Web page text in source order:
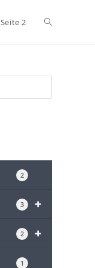
Seite 2 Website-
2
+
3
+
2
1